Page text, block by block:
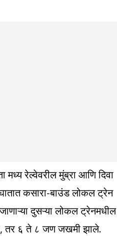
रेल्वेवरील मुंब्रा आणि दिवा
कसारा-बाउंड लोकल ट्रेन
दुसऱ्या लोकल ट्रेनमधील
तर ६ ते ८ जण जखमी झाले.